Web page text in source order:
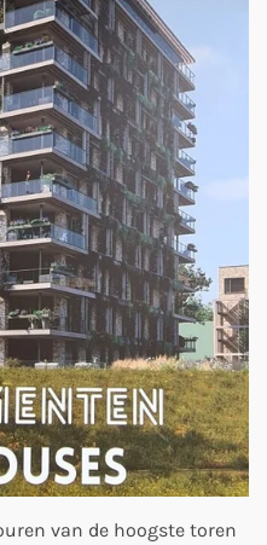
van de hoogste toren